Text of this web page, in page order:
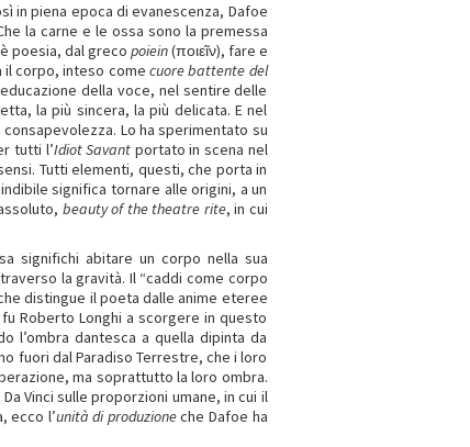
in piena epoca di evanescenza, Dafoe
la carne e le ossa sono la premessa
poesia, dal greco poiein(ποιεῖν), fare e
corpo, inteso come cuore battente del
della voce, nel sentire delle
la più sincera, la più delicata. E nel
Lo ha sperimentato su
tutti l’Idiot Savant portato in scena nel
Tutti elementi, questi, che porta in
significa tornare alle origini, a un
beauty of the theatre rite, in cui
significhi abitare un corpo nella sua
la gravità. Il “caddi come corpo
distingue il poeta dalle anime eteree
Roberto Longhi a scorgere in questo
l’ombra dantesca a quella dipinta da
fuori dal Paradiso Terrestre, che i loro
ma soprattutto la loro ombra.
Vinci sulle proporzioni umane, in cui il
ecco l’unità di produzioneche Dafoe ha